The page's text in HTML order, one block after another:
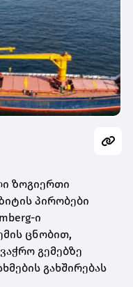
ზოგიერთი
პირობები
ი
ცნობით,
გემებზე
გახშირებას